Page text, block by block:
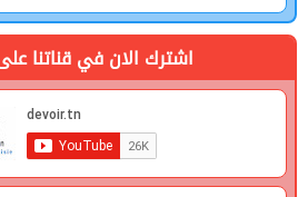
اشترك الان في قناتنا